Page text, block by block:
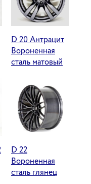
D 20 Антрацит
Вороненная
сталь матовый
D 22
Вороненная
сталь глянец